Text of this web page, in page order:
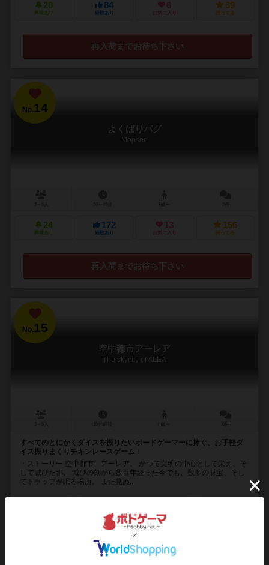
20
興味あり
84
経験あり
6
お気に入り
69
持ってる
再入荷までお待ち下さい
No.14
よくばりパグ
Mopsen
24
興味あり
172
経験あり
13
お気に入り
156
持ってる
再入荷までお待ち下さい
No.15
空中都市アーレア
The skycity of ALEA
すべてのとにかくダイスを振りたいボードゲーマーに捧ぐ、お手軽ダ
イス振りまくりチキンレースゲーム！
・ストーリー 空中都市、アーレア。 かつて文明の中心として栄え、そ
して滅びた都。 滅びの刻から数百年経った今でも、数多の財宝、そし
てトラップが眠る場所。 まだ見ぬ...
経験あり
再入荷までお待ち下さい